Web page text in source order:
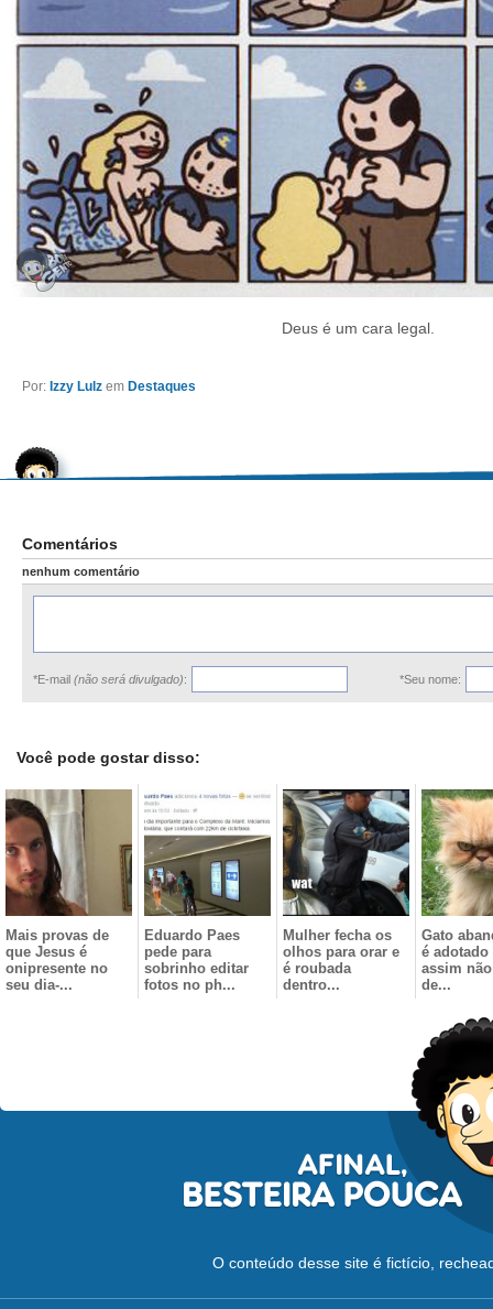
Deus é um cara legal.
Por: Izzy Lulz em Destaques
Comentários
nenhum comentário
*E-mail (não será divulgado): *Seu nome:
Você pode gostar disso:
Mais provas de
que Jesus é
onipresente no
seu dia-...
Eduardo Paes
pede para
sobrinho editar
fotos no ph...
Mulher fecha os
olhos para orar e
é roubada
dentro...
Gato
é adotado
assim
de...
O conteúdo desse site é fictício,